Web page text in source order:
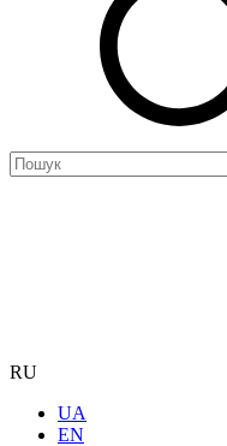
RU
UA
EN